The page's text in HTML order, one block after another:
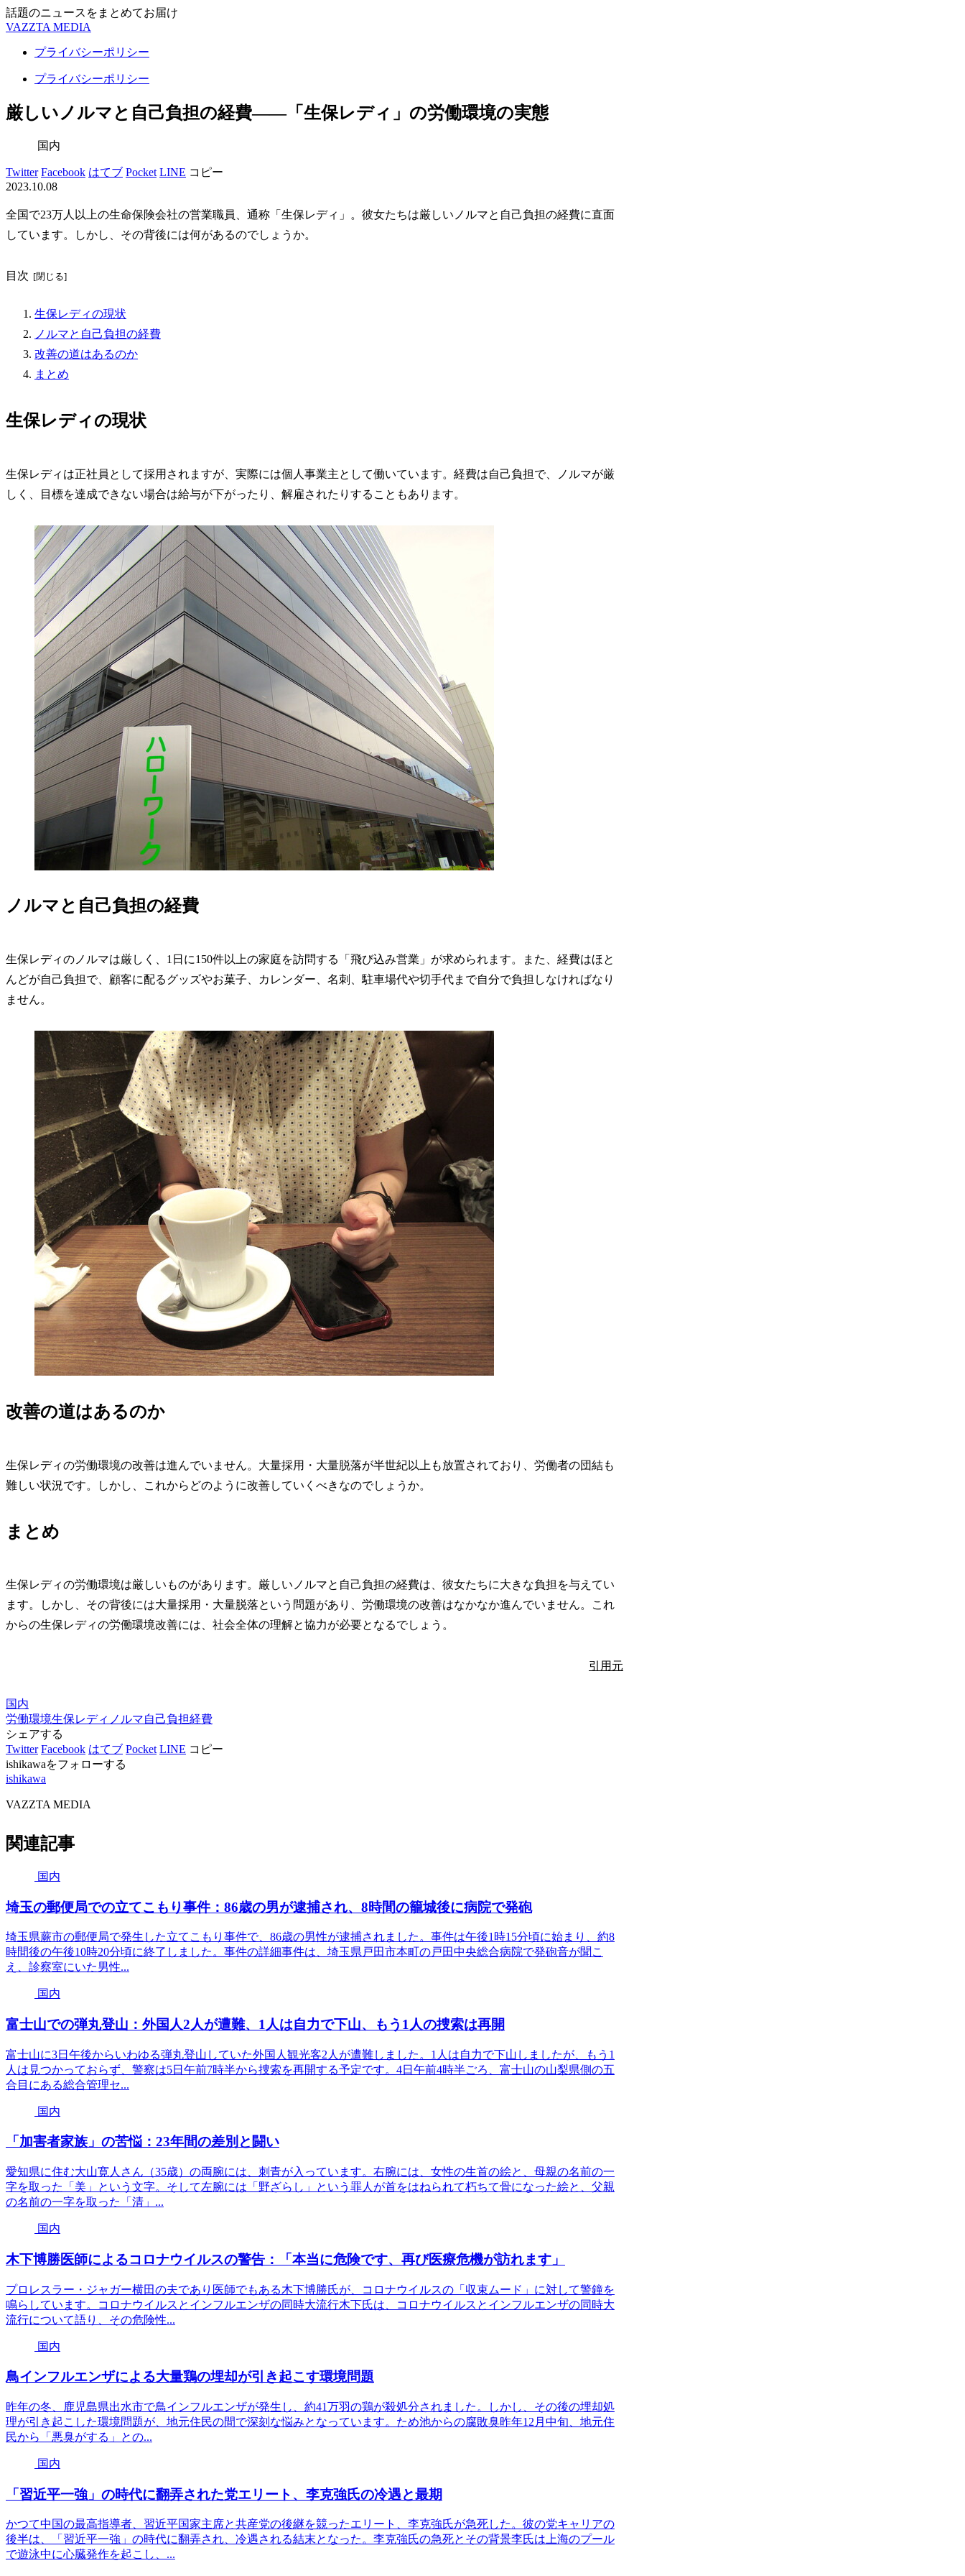
話題のニュースをまとめてお届け
VAZZTA MEDIA
プライバシーポリシー
プライバシーポリシー
厳しいノルマと自己負担の経費――「生保レディ」の労働環境の実態
国内
Twitter Facebook はてブ Pocket LINE コピー
2023.10.08
全国で23万人以上の生命保険会社の営業職員、通称「生保レディ」。彼女たちは厳しいノルマと自己負担の経費に直面
しています。しかし、その背後には何があるのでしょうか。
目次
生保レディの現状
ノルマと自己負担の経費
改善の道はあるのか
まとめ
生保レディの現状
生保レディは正社員として採用されますが、実際には個人事業主として働いています。経費は自己負担で、ノルマが厳
しく、目標を達成できない場合は給与が下がったり、解雇されたりすることもあります。
ノルマと自己負担の経費
生保レディのノルマは厳しく、1日に150件以上の家庭を訪問する「飛び込み営業」が求められます。また、経費はほと
んどが自己負担で、顧客に配るグッズやお菓子、カレンダー、名刺、駐車場代や切手代まで自分で負担しなければなり
ません。
改善の道はあるのか
生保レディの労働環境の改善は進んでいません。大量採用・大量脱落が半世紀以上も放置されており、労働者の団結も
難しい状況です。しかし、これからどのように改善していくべきなのでしょうか。
まとめ
生保レディの労働環境は厳しいものがあります。厳しいノルマと自己負担の経費は、彼女たちに大きな負担を与えてい
ます。しかし、その背後には大量採用・大量脱落という問題があり、労働環境の改善はなかなか進んでいません。これ
からの生保レディの労働環境改善には、社会全体の理解と協力が必要となるでしょう。
引用元
国内
労働環境生保レディ ノルマ自己負担経費
シェアする
Twitter Facebook はてブ Pocket LINE コピー
ishikawaをフォローする
ishikawa
VAZZTA MEDIA
関連記事
国内
埼玉の郵便局での立てこもり事件：86歳の男が逮捕され、8時間の籠城後に病院で発砲
埼玉県蕨市の郵便局で発生した立てこもり事件で、86歳の男性が逮捕されました。事件は午後1時15分頃に始まり、約8
時間後の午後10時20分頃に終了しました。事件の詳細事件は、埼玉県戸田市本町の戸田中央総合病院で発砲音が聞こ
え、診察室にいた男性...
国内
富士山での弾丸登山：外国人2人が遭難、1人は自力で下山、もう1人の捜索は再開
富士山に3日午後からいわゆる弾丸登山していた外国人観光客2人が遭難しました。1人は自力で下山しましたが、もう1
人は見つかっておらず、警察は5日午前7時半から捜索を再開する予定です。4日午前4時半ごろ、富士山の山梨県側の五
合目にある総合管理セ...
国内
「加害者家族」の苦悩：23年間の差別と闘い
愛知県に住む大山寛人さん（35歳）の両腕には、刺青が入っています。右腕には、女性の生首の絵と、母親の名前の一
字を取った「美」という文字。そして左腕には「野ざらし」という罪人が首をはねられて朽ちて骨になった絵と、父親
の名前の一字を取った「清」...
国内
木下博勝医師によるコロナウイルスの警告：「本当に危険です、再び医療危機が訪れます」
プロレスラー・ジャガー横田の夫であり医師でもある木下博勝氏が、コロナウイルスの「収束ムード」に対して警鐘を
鳴らしています。コロナウイルスとインフルエンザの同時大流行木下氏は、コロナウイルスとインフルエンザの同時大
流行について語り、その危険性...
国内
鳥インフルエンザによる大量鶏の埋却が引き起こす環境問題
昨年の冬、鹿児島県出水市で鳥インフルエンザが発生し、約41万羽の鶏が殺処分されました。しかし、その後の埋却処
理が引き起こした環境問題が、地元住民の間で深刻な悩みとなっています。ため池からの腐敗臭昨年12月中旬、地元住
民から「悪臭がする」との...
国内
「習近平一強」の時代に翻弄された党エリート、李克強氏の冷遇と最期
かつて中国の最高指導者、習近平国家主席と共産党の後継を競ったエリート、李克強氏が急死した。彼の党キャリアの
後半は、「習近平一強」の時代に翻弄され、冷遇される結末となった。李克強氏の急死とその背景李氏は上海のプール
で遊泳中に心臓発作を起こし、...